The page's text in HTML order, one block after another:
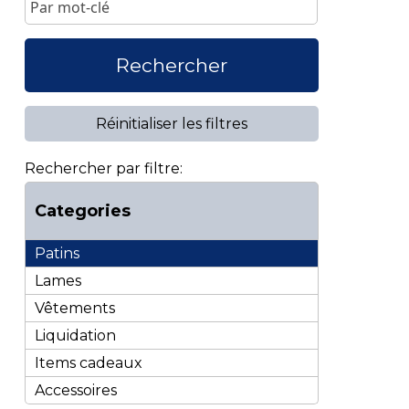
Rechercher
Réinitialiser les filtres
Rechercher par filtre:
Categories
Patins
Lames
Vêtements
Liquidation
Items cadeaux
Accessoires